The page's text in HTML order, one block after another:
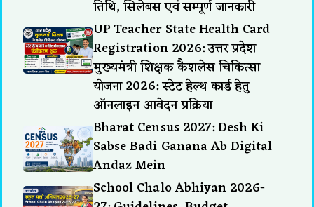
तिथि, सिलेबस एवं सम्पूर्ण जानकारी
UP Teacher State Health Card
Registration 2026: उत्तर प्रदेश
मुख्यमंत्री शिक्षक कैशलेस चिकित्सा
योजना 2026: स्टेट हेल्थ कार्ड हेतु
ऑनलाइन आवेदन प्रक्रिया
Bharat Census 2027: Desh Ki
Sabse Badi Ganana Ab Digital
Andaz Mein
School Chalo Abhiyan 2026-